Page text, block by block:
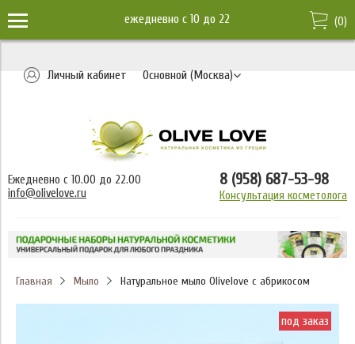
ежедневно c 10 до 22 (0)
Личный кабинет Основной (Москва)
Ежедневно с 10.00 до 22.00
info@olivelove.ru
8 (958) 687-53-98
Консультация косметолога
Главная Мыло Натуральное мыло Olivelove с абрикосом
под заказ